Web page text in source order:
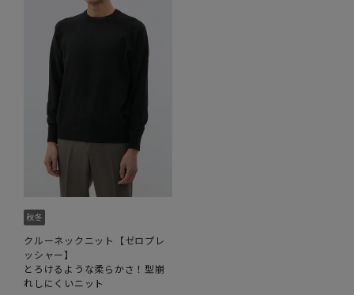
クルーネックニット【ゼロプレ
ッシャー】
とろけるような柔らかさ！型崩
れしにくいニット